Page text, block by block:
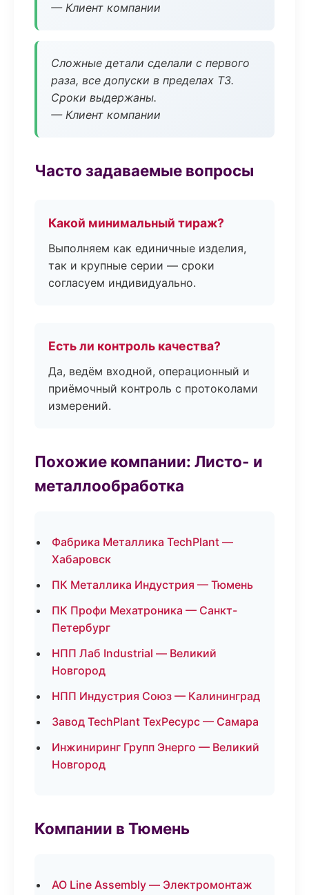
— Клиент компании
Сложные детали сделали с первого
раза, все допуски в пределах ТЗ.
Сроки выдержаны.
— Клиент компании
Часто задаваемые вопросы
Какой минимальный тираж?
Выполняем как единичные изделия,
так и крупные серии — сроки
согласуем индивидуально.
Есть ли контроль качества?
Да, ведём входной, операционный и
приёмочный контроль с протоколами
измерений.
Похожие компании: Листо- и
металлообработка
Фабрика Металлика TechPlant —
Хабаровск
ПК Металлика Индустрия — Тюмень
ПК Профи Мехатроника — Санкт-
Петербург
НПП Лаб Industrial — Великий
Новгород
НПП Индустрия Союз — Калининград
Завод TechPlant ТехРесурс — Самара
Инжиниринг Групп Энерго — Великий
Новгород
Компании в Тюмень
АО Line Assembly — Электромонтаж